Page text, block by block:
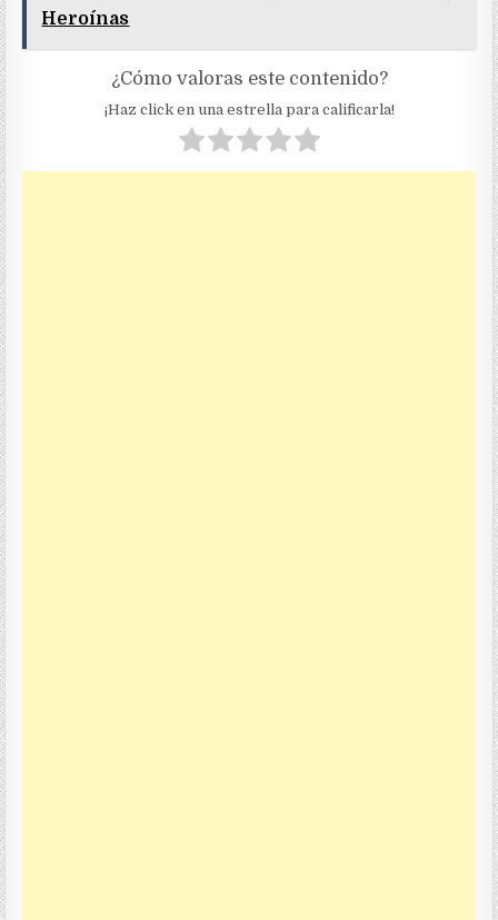
Heroínas
¿Cómo valoras este contenido?
¡Haz click en una estrella para calificarla!